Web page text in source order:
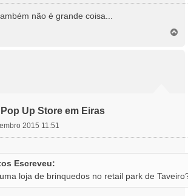
não é grande coisa...
Up Store em Eiras
2015 11:51
Escreveu:
loja de brinquedos no retail park de